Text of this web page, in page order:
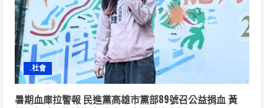
.社會
暑期血庫拉警報 民進黨高雄市黨部89號召公益捐血 黃